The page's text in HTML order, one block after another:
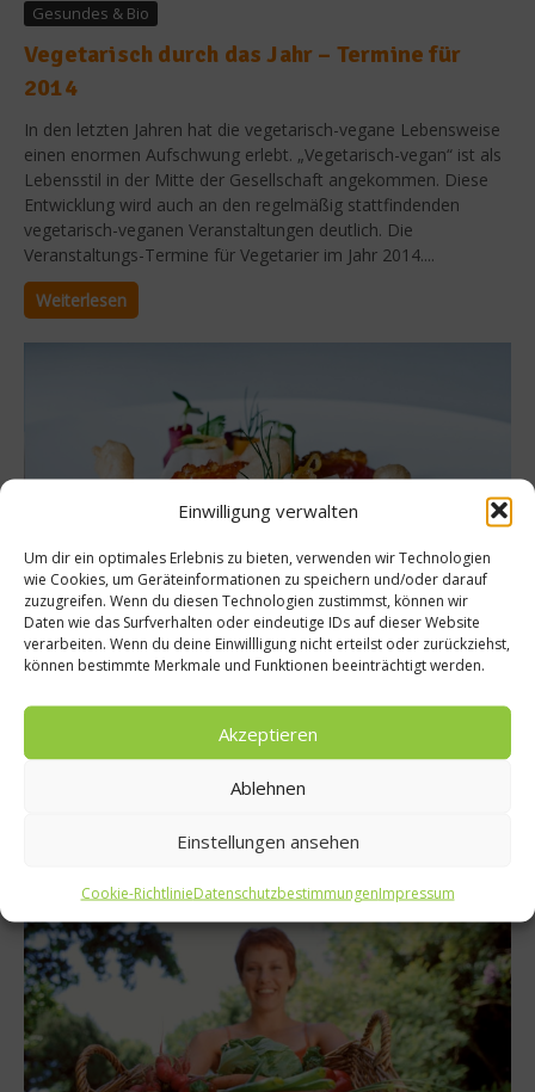
Einwilligung verwalten
Um dir ein optimales Erlebnis zu bieten, verwenden wir Technologien
wie Cookies, um Geräteinformationen zu speichern und/oder darauf
zuzugreifen. Wenn du diesen Technologien zustimmst, können wir
Daten wie das Surfverhalten oder eindeutige IDs auf dieser Website
verarbeiten. Wenn du deine Einwillligung nicht erteilst oder zurückziehst,
können bestimmte Merkmale und Funktionen beeinträchtigt werden.
Akzeptieren
Ablehnen
Einstellungen ansehen
Cookie-RichtlinieDatenschutzbestimmungenImpressum
Gesundes & Bio
Vegetarisch durch das Jahr – Termine für
2014
In den letzten Jahren hat die vegetarisch-vegane Lebensweise
einen enormen Aufschwung erlebt. „Vegetarisch-vegan“ ist als
Lebensstil in der Mitte der Gesellschaft angekommen. Diese
Entwicklung wird auch an den regelmäßig stattfindenden
vegetarisch-veganen Veranstaltungen deutlich. Die
Veranstaltungs-Termine für Vegetarier im Jahr 2014....
Weiterlesen
Gastro & Gourmet
Das Rheingau Gourmet Festival 2013
Die schöne Weinregion Rheingau, 20 Spitzenköche, die einen
Sterne-Schnitt von 2,4 und ihre hervorragenden Gerichte
die Zutaten für das Rheingau Gourmet Festival, das in diesem